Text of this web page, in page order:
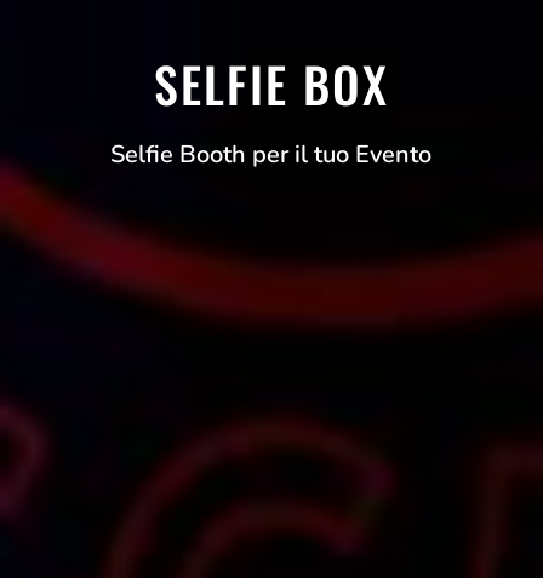
SELFIE BOX
Selfie Booth per il tuo Evento